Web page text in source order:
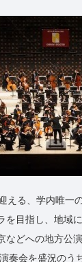
える、学内唯一
を目指し、地域
どへの地方公
奏会を盛況のう